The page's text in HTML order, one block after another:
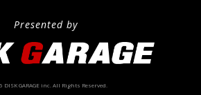
Presented by
DISK GARAGE inc. All Rights Reserved.